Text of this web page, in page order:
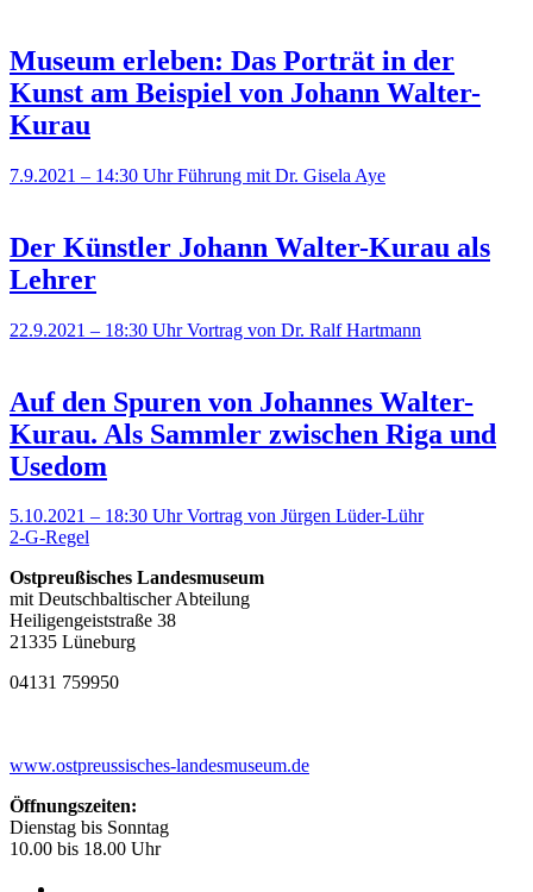
Museum erleben: Das Porträt in der
Kunst am Beispiel von Johann Walter-
Kurau
7.9.2021 – 14:30 UhrFührung mit Dr. Gisela Aye
Der Künstler Johann Walter-Kurau als
Lehrer
22.9.2021 – 18:30 UhrVortrag von Dr. Ralf Hartmann
Auf den Spuren von Johannes Walter-
Kurau. Als Sammler zwischen Riga und
Usedom
5.10.2021 – 18:30 UhrVortrag von Jürgen Lüder-Lühr
2-G-Regel
Ostpreußisches Landesmuseum
mit Deutschbaltischer Abteilung
Heiligengeiststraße 38
21335 Lüneburg
04131 759950
www.ostpreussisches-landesmuseum.de
Öffnungszeiten:
Dienstag bis Sonntag
10.00 bis 18.00 Uhr